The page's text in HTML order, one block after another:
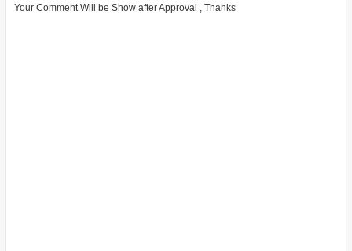
Your Comment Will be Show after Approval , Thanks